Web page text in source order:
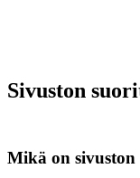
Sivuston
Mikä on